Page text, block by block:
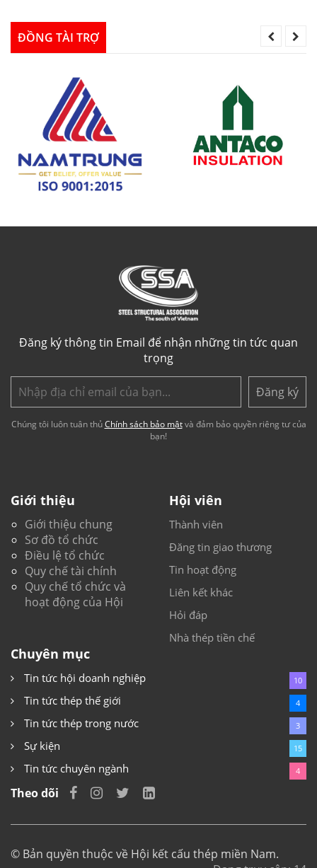
ĐỒNG TÀI TRỢ
Đăng ký thông tin Email để nhận những tin tức quan
trọng
Đăng ký
Chúng tôi luôn tuân thủChính sách bảo mậtvà đảm bảo quyền riêng tư của
bạn!
Giới thiệu
Giới thiệu chung
Sơ đồ tổ chức
Điều lệ tổ chức
Quy chế tài chính
Quy chế tổ chức và
hoạt động của Hội
Hội viên
Thành viên
Đăng tin giao thương
Tin hoạt động
Liên kết khác
Hỏi đáp
Nhà thép tiền chế
Chuyên mục
Tin tức hội doanh nghiệp 10
Tin tức thép thế giới 4
Tin tức thép trong nước 3
Sự kiện 15
Tin tức chuyên ngành 4
Theo dõi
© Bản quyền thuộc về Hội kết cấu thép miền Nam.